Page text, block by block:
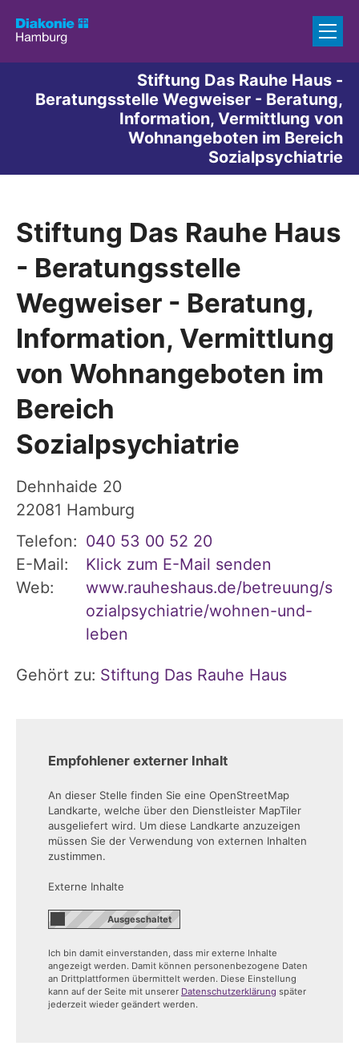
Stiftung Das Rauhe Haus -
Beratungsstelle Wegweiser - Beratung,
Information, Vermittlung von
Wohnangeboten im Bereich
Sozialpsychiatrie
Stiftung Das Rauhe Haus
- Beratungsstelle
Wegweiser - Beratung,
Information, Vermittlung
von Wohnangeboten im
Bereich
Sozialpsychiatrie
Dehnhaide 20
22081 Hamburg
Telefon: 040 53 00 52 20
E-Mail:
Klick zum E-Mail senden
Web:
www.rauheshaus.de/betreuung/s
ozialpsychiatrie/wohnen-und-
leben
Gehört zu: Stiftung Das Rauhe Haus
Empfohlener externer Inhalt
An dieser Stelle finden Sie eine OpenStreetMap
Landkarte, welche über den Dienstleister MapTiler
ausgeliefert wird. Um diese Landkarte anzuzeigen
müssen Sie der Verwendung von externen Inhalten
zustimmen.
Externe Inhalte
Ich bin damit einverstanden, dass mir externe Inhalte
angezeigt werden. Damit können personenbezogene Daten
an Drittplattformen übermittelt werden. Diese Einstellung
kann auf der Seite mit unserer Datenschutzerklärung später
jederzeit wieder geändert werden.